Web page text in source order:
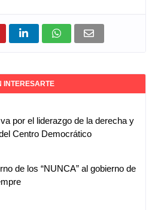
INTERESARTE
por el liderazgo de la derecha y
Centro Democrático
de los “NUNCA” al gobierno de